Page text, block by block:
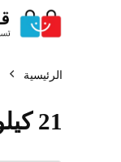
الرئيسية
21 كيلو جرام